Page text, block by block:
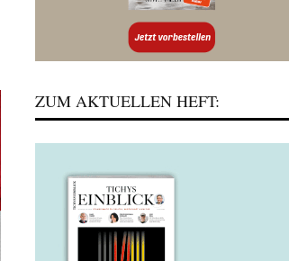
ZUM AKTUELLEN HEFT: